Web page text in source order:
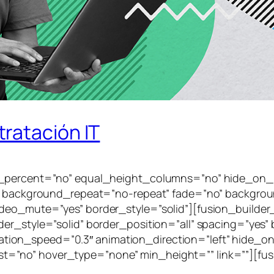
IT
equal_height_columns=”no”
repeat” fade=”no”
border_position=”all”
animation_direction=”left”
hover_type=”none” min_height=””